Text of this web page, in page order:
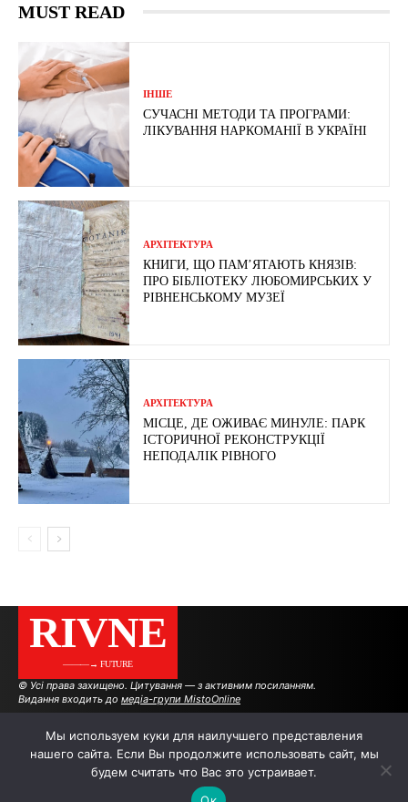
MUST READ
ІНШЕ
СУЧАСНІ МЕТОДИ ТА ПРОГРАМИ:
ЛІКУВАННЯ НАРКОМАНІЇ В УКРАЇНІ
АРХІТЕКТУРА
КНИГИ, ЩО ПАМ’ЯТАЮТЬ КНЯЗІВ:
ПРО БІБЛІОТЕКУ ЛЮБОМИРСЬКИХ У
РІВНЕНСЬКОМУ МУЗЕЇ
АРХІТЕКТУРА
МІСЦЕ, ДЕ ОЖИВАЄ МИНУЛЕ: ПАРК
ІСТОРИЧНОЇ РЕКОНСТРУКЦІЇ
НЕПОДАЛІК РІВНОГО
RIVNE
———→ FUTURE
© Усі права захищено. Цитування — з активним посиланням.
Видання входить до медіа-групи MistoOnline
АВТОРИ РЕКЛАМА НА САЙТІ
Мы используем куки для наилучшего представления
нашего сайта. Если Вы продолжите использовать сайт, мы
будем считать что Вас это устраивает.